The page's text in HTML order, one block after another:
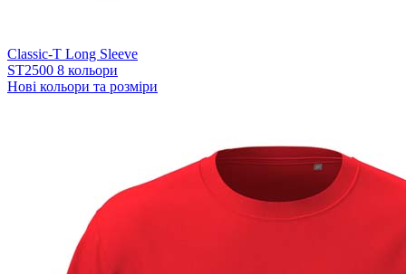
Classic-T Long Sleeve
ST2500 8 кольори
Нові кольори та розміри